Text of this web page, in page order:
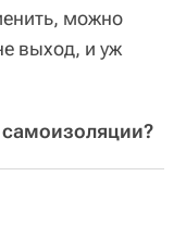
можно
выход, и уж